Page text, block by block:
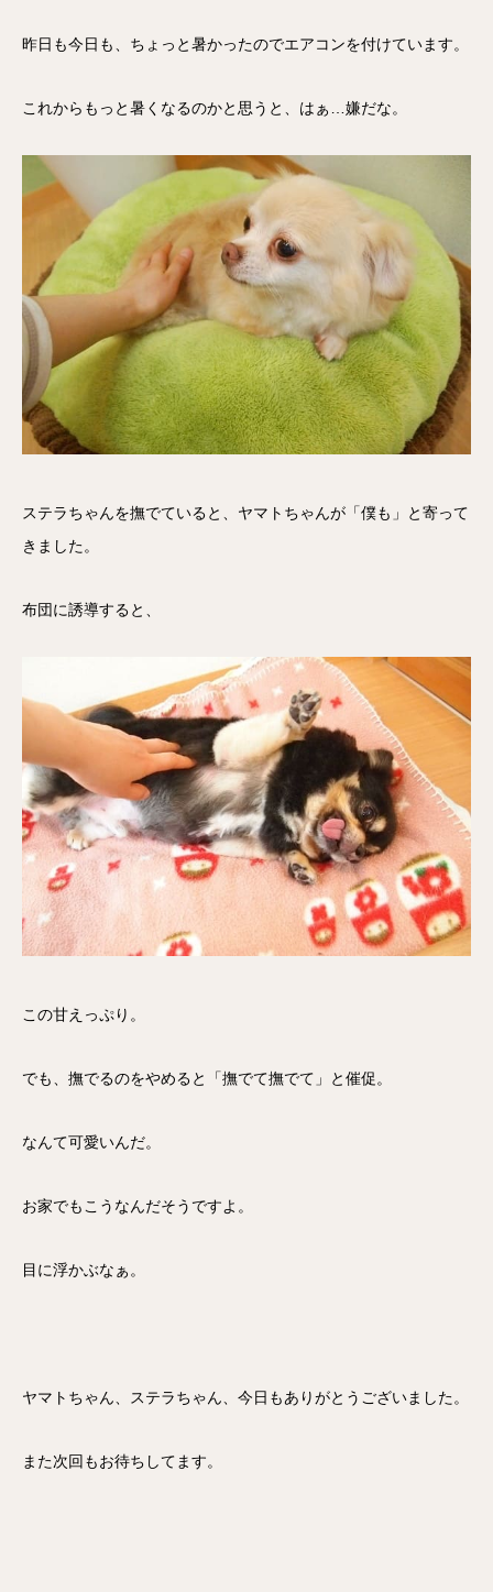
昨日も今日も、ちょっと暑かったのでエアコンを付けています。
これからもっと暑くなるのかと思うと、はぁ…嫌だな。
ステラちゃんを撫でていると、ヤマトちゃんが「僕も」と寄って
きました。
布団に誘導すると、
この甘えっぷり。
でも、撫でるのをやめると「撫でて撫でて」と催促。
なんて可愛いんだ。
お家でもこうなんだそうですよ。
目に浮かぶなぁ。
ヤマトちゃん、ステラちゃん、今日もありがとうございました。
また次回もお待ちしてます。